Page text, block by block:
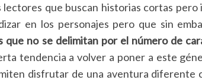
que buscan historias cortas pero
en los personajes pero que sin
que no se delimitan por el número de
tendencia a volver a poner a este
disfrutar de una aventura diferente